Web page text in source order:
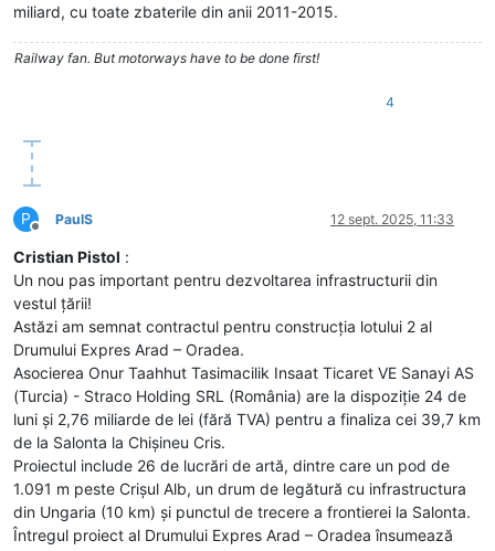
miliard, cu toate zbaterile din anii 2011-2015.
Railway fan. But motorways have to be done first!
4
P
Deconectat
PaulS 12 sept. 2025, 11:33
Cristian Pistol :
Un nou pas important pentru dezvoltarea infrastructurii din
vestul țării!
Astăzi am semnat contractul pentru construcția lotului 2 al
Drumului Expres Arad – Oradea.
Asocierea Onur Taahhut Tasimacilik Insaat Ticaret VE Sanayi AS
(Turcia) - Straco Holding SRL (România) are la dispoziție 24 de
luni și 2,76 miliarde de lei (fără TVA) pentru a finaliza cei 39,7 km
de la Salonta la Chișineu Cris.
Proiectul include 26 de lucrări de artă, dintre care un pod de
1.091 m peste Crișul Alb, un drum de legătură cu infrastructura
din Ungaria (10 km) și punctul de trecere a frontierei la Salonta.
Întregul proiect al Drumului Expres Arad – Oradea însumează